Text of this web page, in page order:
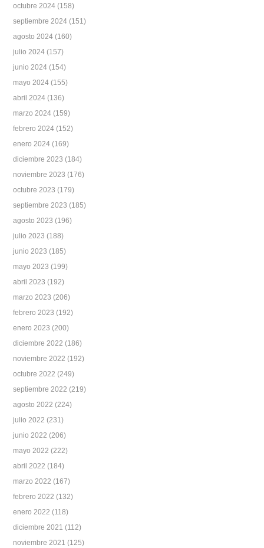
octubre 2024 (158)
septiembre 2024 (151)
agosto 2024 (160)
julio 2024 (157)
junio 2024 (154)
mayo 2024 (155)
abril 2024 (136)
marzo 2024 (159)
febrero 2024 (152)
enero 2024 (169)
diciembre 2023 (184)
noviembre 2023 (176)
octubre 2023 (179)
septiembre 2023 (185)
agosto 2023 (196)
julio 2023 (188)
junio 2023 (185)
mayo 2023 (199)
abril 2023 (192)
marzo 2023 (206)
febrero 2023 (192)
enero 2023 (200)
diciembre 2022 (186)
noviembre 2022 (192)
octubre 2022 (249)
septiembre 2022 (219)
agosto 2022 (224)
julio 2022 (231)
junio 2022 (206)
mayo 2022 (222)
abril 2022 (184)
marzo 2022 (167)
febrero 2022 (132)
enero 2022 (118)
diciembre 2021 (112)
noviembre 2021 (125)